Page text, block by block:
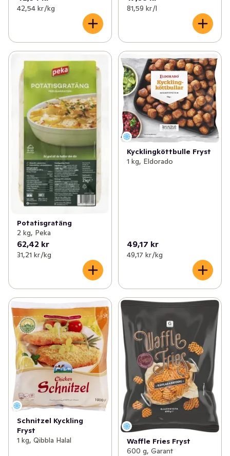
42,54 kr /kg 81,59 kr /l
Potatisgratäng
2 kg, Peka
62,42 kr
31,21 kr /kg
Kycklingköttbulle Fryst
1 kg, Eldorado
49,17 kr
49,17 kr /kg
Schnitzel Kyckling
Fryst
1 kg, Qibbla Halal
Waffle Fries Fryst
600 g, Garant